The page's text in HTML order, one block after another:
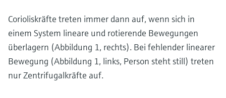
Corioliskräfte treten immer dann auf, wenn sich in
einem System lineare und rotierende Bewegungen
überlagern (Abbildung 1, rechts). Bei fehlender linearer
Bewegung (Abbildung 1, links, Person steht still) treten
nur Zentrifugalkräfte auf.